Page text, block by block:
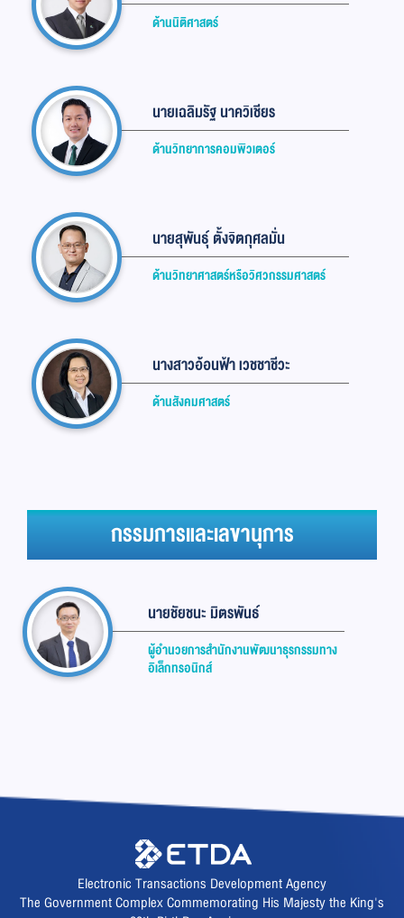
ด้านนิติศาสตร์
นายเฉลิมรัฐ นาควิเชียร
ด้านวิทยาการคอมพิวเตอร์
นายสุพันธุ์ ตั้งจิตกุศลมั่น
ด้านวิทยาศาสตร์หรือวิศวกรรมศาสตร์
นางสาวอ้อนฟ้า เวชชาชีวะ
ด้านสังคมศาสตร์
กรรมการและเลขานุการ
นายชัยชนะ มิตรพันธ์
ผู้อำนวยการสำนักงานพัฒนาธุรกรรมทาง
อิเล็กทรอนิกส์
Electronic Transactions Development Agency
The Government Complex Commemorating His Majesty the King's